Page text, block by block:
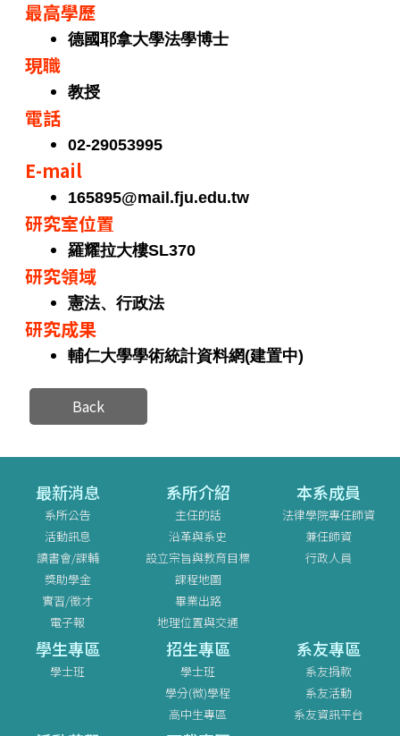
最高學歷
德國耶拿大學法學博士
現職
教授
電話
02-29053995
E-mail
165895@mail.fju.edu.tw
研究室位置
羅耀拉大樓SL370
研究領域
憲法、行政法
研究成果
輔仁大學學術統計資料網(建置中)
Back
最新消息
系所公告
活動訊息
讀書會/課輔
獎助學金
實習/徵才
電子報
系所介紹
主任的話
沿革與系史
設立宗旨與教育目標
課程地圖
畢業出路
地理位置與交通
本系成員
法律學院專任師資
兼任師資
行政人員
學生專區
學士班
招生專區
學士班
學分(微)學程
高中生專區
系友專區
系友捐款
系友活動
系友資訊平台